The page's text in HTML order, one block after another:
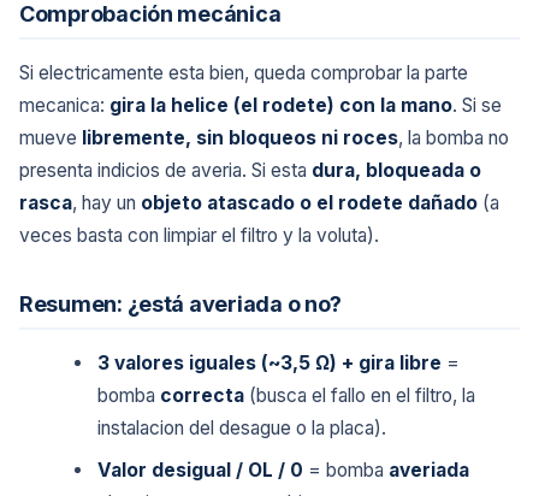
Comprobación mecánica
Si electricamente esta bien, queda comprobar la parte
mecanica: gira la helice (el rodete) con la mano. Si se
mueve libremente, sin bloqueos ni roces, la bomba no
presenta indicios de averia. Si esta dura, bloqueada o
rasca, hay un objeto atascado o el rodete dañado (a
veces basta con limpiar el filtro y la voluta).
Resumen: ¿está averiada o no?
3 valores iguales (~3,5 Ω) + gira libre =
bomba correcta (busca el fallo en el filtro, la
instalacion del desague o la placa).
Valor desigual / OL / 0 = bomba averiada